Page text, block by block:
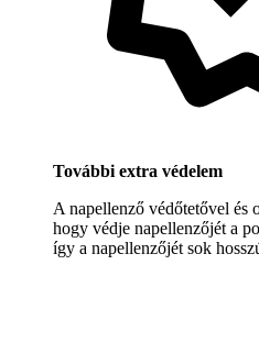
További extra védelem
A napellenző védőtetővel és
hogy védje napellenzőjét a
így a napellenzőjét sok